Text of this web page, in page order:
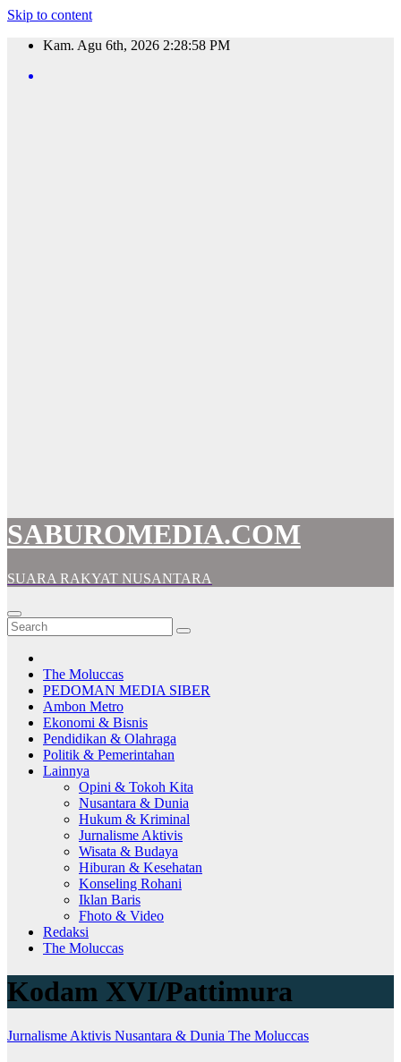
Skip to content
Kam. Agu 6th, 2026 2:28:59 PM
SABUROMEDIA.COM
SUARA RAKYAT NUSANTARA
The Moluccas
PEDOMAN MEDIA SIBER
Ambon Metro
Ekonomi & Bisnis
Pendidikan & Olahraga
Politik & Pemerintahan
Lainnya
Opini & Tokoh Kita
Nusantara & Dunia
Hukum & Kriminal
Jurnalisme Aktivis
Wisata & Budaya
Hiburan & Kesehatan
Konseling Rohani
Iklan Baris
Fhoto & Video
Redaksi
The Moluccas
Kodam XVI/Pattimura
Jurnalisme Aktivis Nusantara & Dunia The Moluccas